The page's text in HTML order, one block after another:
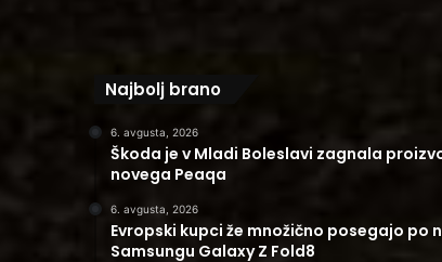
Najbolj brano
6. avgusta, 2026
Škoda je v Mladi Boleslavi zagnala
novega Peaqa
6. avgusta, 2026
Evropski kupci že množično posegajo po
Samsungu Galaxy Z Fold8